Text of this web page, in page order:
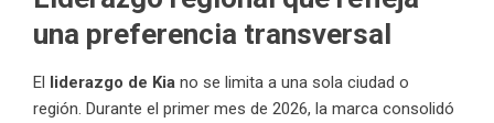
una preferencia transversal
El liderazgo de Kia no se limita a una sola ciudad o
región. Durante el primer mes de 2026, la marca consolidó